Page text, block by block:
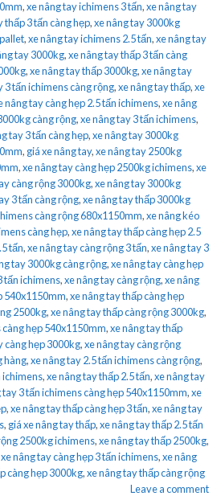
,xe nâng tay ichimens 3 tấn,xe nâng tay
thấp 3 tấn càng hẹp,xe nâng tay 3000kg
,xe nâng tay ichimens 2.5 tấn,xe nâng tay
tay 3000kg,xe nâng tay thấp 3 tấn càng
,xe nâng tay thấp 3000kg,xe nâng tay
3 tấn ichimens càng rộng,xe nâng tay thấp,xe
nâng tay càng hẹp 2.5 tấn ichimens,xe nâng
càng rộng,xe nâng tay 3 tấn ichimens,
tay 3 tấn càng hẹp,xe nâng tay 3000kg
, giá xe nâng tay,xe nâng tay 2500kg
,xe nâng tay càng hẹp 2500kg ichimens,xe
càng rộng 3000kg,xe nâng tay 3000kg
3 tấn càng rộng,xe nâng tay thấp 3000kg
càng rộng 680x1150mm,xe nâng kéo
càng hẹp,xe nâng tay thấp càng hẹp 2.5
tấn,xe nâng tay càng rộng 3 tấn,xe nâng tay 3
tay 3000kg càng rộng,xe nâng tay càng hẹp
tấn ichimens,xe nâng tay càng rộng,xe nâng
540x1150mm,xe nâng tay thấp càng hẹp
2500kg,xe nâng tay thấp càng rộng 3000kg,
hẹp 540x1150mm,xe nâng tay thấp
càng hẹp 3000kg,xe nâng tay càng rộng
hàng,xe nâng tay 2.5 tấn ichimens càng rộng,
ichimens,xe nâng tay thấp 2.5 tấn,xe nâng tay
tay 3 tấn ichimens càng hẹp 540x1150mm,xe
,xe nâng tay thấp càng hẹp 3 tấn,xe nâng tay
, giá xe nâng tay thấp,xe nâng tay thấp 2.5 tấn
2500kg ichimens,xe nâng tay thấp 2500kg,
xe nâng tay càng hẹp 3 tấn ichimens,xe nâng
càng hẹp 3000kg,xe nâng tay thấp càng rộng
Leave a comment